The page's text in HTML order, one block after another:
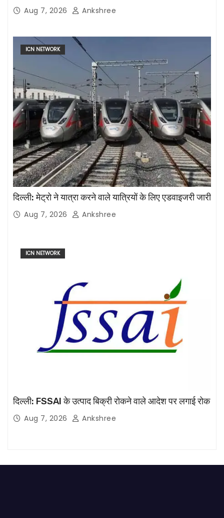
Aug 7, 2026 Ankshree
ICN NETWORK
दिल्ली: मेट्रो ने यात्रा करने वाले यात्रियों के लिए एडवाइजरी जारी
Aug 7, 2026 Ankshree
ICN NETWORK
दिल्ली: FSSAI के उत्पाद बिक्री रोकने वाले आदेश पर लगाई रोक
Aug 7, 2026 Ankshree